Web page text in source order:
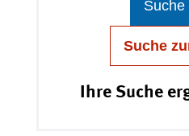
Suche
Suche
Ihre Suche